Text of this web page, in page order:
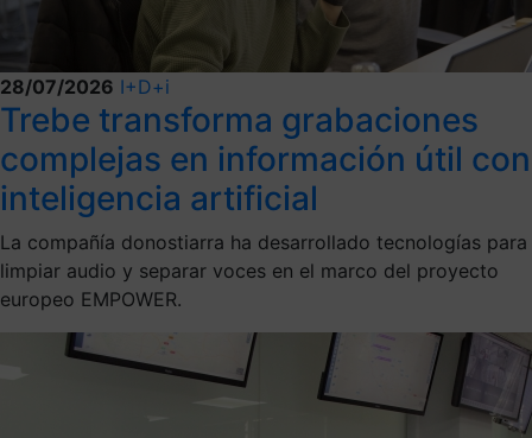
28/07/2026 I+D+i
Trebe transforma grabaciones
complejas en información útil con
inteligencia artificial
La compañía donostiarra ha desarrollado tecnologías para
limpiar audio y separar voces en el marco del proyecto
europeo EMPOWER.